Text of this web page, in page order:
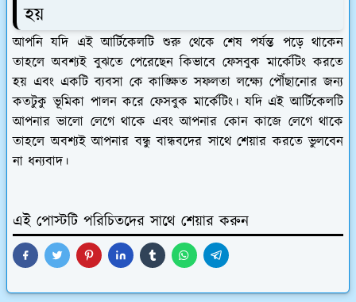
হয়
আপনি যদি এই আর্টিকেলটি শুরু থেকে শেষ পর্যন্ত পড়ে থাকেন
তাহলে অবশ্যই বুঝতে পেরেছেন কিভাবে ফেসবুক মার্কেটিং করতে
হয় এবং একটি ব্যবসা কে কাঙ্ক্ষিত সফলতা লক্ষ্যে পৌঁছানোর জন্য
কতটুকু ভূমিকা পালন করে ফেসবুক মার্কেটিং। যদি এই আর্টিকেলটি
আপনার ভালো লেগে থাকে এবং আপনার কোন কাজে লেগে থাকে
তাহলে অবশ্যই আপনার বন্ধু বান্ধবদের সাথে শেয়ার করতে ভুলবেন
না ধন্যবাদ।
এই পোস্টটি পরিচিতদের সাথে শেয়ার করুন